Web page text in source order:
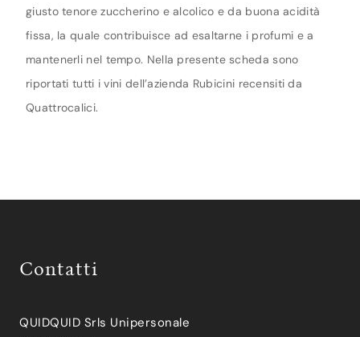
giusto tenore zuccherino e alcolico e da buona acidità
fissa, la quale contribuisce ad esaltarne i profumi e a
mantenerli nel tempo. Nella presente scheda sono
riportati tutti i vini dell’azienda Rubicini recensiti da
Quattrocalici.
Contatti
QUIDQUID Srls Unipersonale